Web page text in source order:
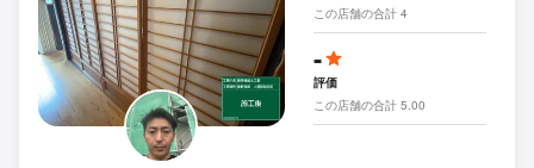
この店舗の合計 4
-
評価
この店舗の合計 5.00